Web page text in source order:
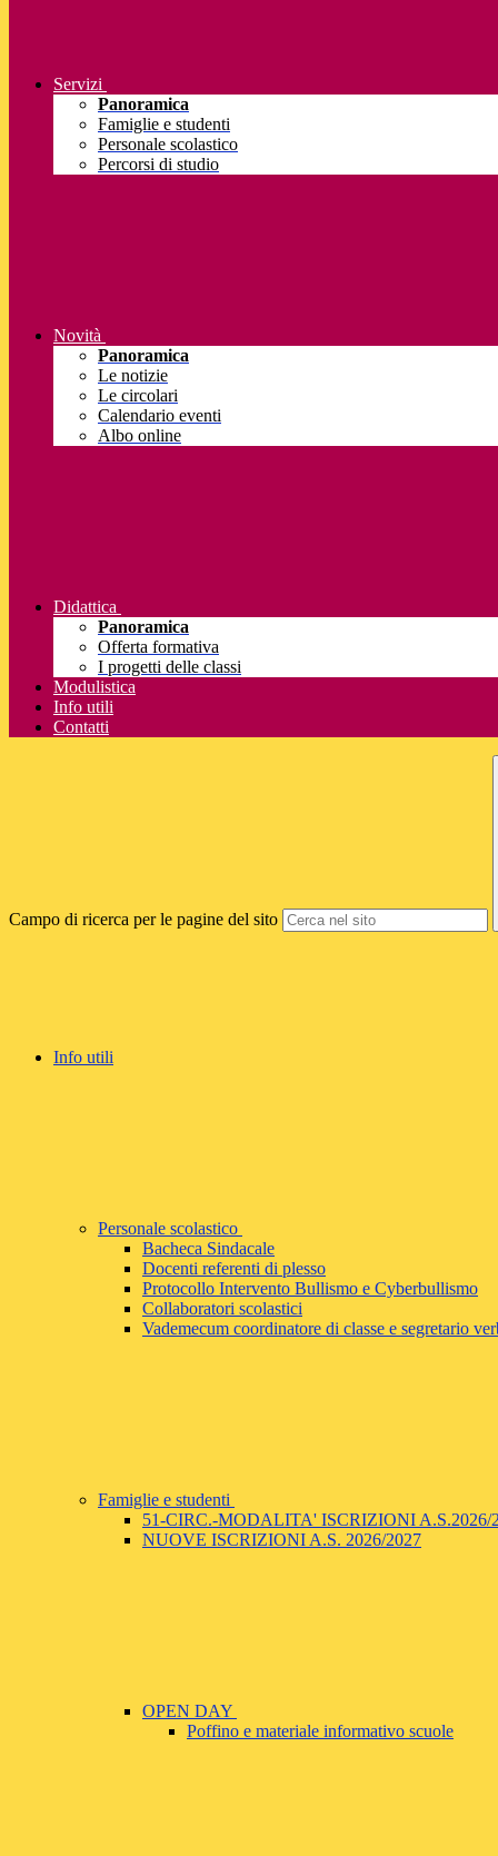
Servizi
Panoramica
Famiglie e studenti
Personale scolastico
Percorsi di studio
Novità
Panoramica
Le notizie
Le circolari
Calendario eventi
Albo online
Didattica
Panoramica
Offerta formativa
I progetti delle classi
Modulistica
Info utili
Contatti
Campo di ricerca per le pagine del sito
Info utili
Personale scolastico
Bacheca Sindacale
Docenti referenti di plesso
Protocollo Intervento Bullismo e Cyberbullismo
Collaboratori scolastici
Vademecum coordinatore di classe e segretario
Famiglie e studenti
51-CIRC.-MODALITA' ISCRIZIONI A.S.2026/
NUOVE ISCRIZIONI A.S. 2026/2027
OPEN DAY
Poffino e materiale informativo scuole